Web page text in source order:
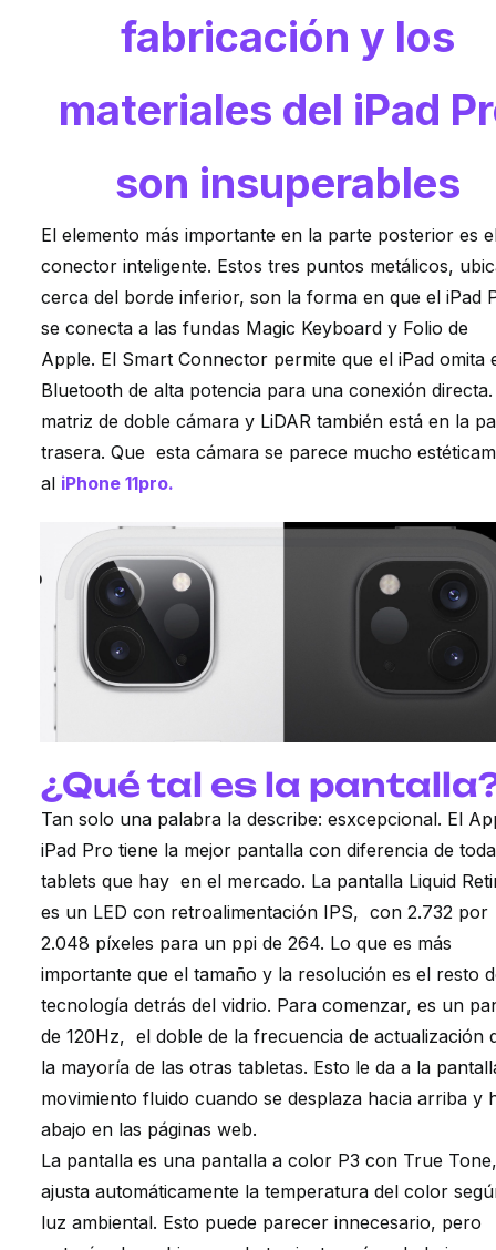
fabricación y los
materiales del iPad
son insuperables
El elemento más importante en la parte posterior es
conector inteligente. Estos tres puntos metálicos,
cerca del borde inferior, son la forma en que el iPad
se conecta a las fundas Magic Keyboard y Folio de
Apple. El Smart Connector permite que el iPad omita
Bluetooth de alta potencia para una conexión
matriz de doble cámara y LiDAR también está en la
trasera. Que esta cámara se parece mucho
al iPhone 11pro.
¿Qué tal es la
Tan solo una palabra la describe: esxcepcional. El
iPad Pro tiene la mejor pantalla con diferencia de
tablets que hay en el mercado. La pantalla Liquid
es un LED con retroalimentación IPS, con 2.732 por
2.048 píxeles para un ppi de 264. Lo que es más
importante que el tamaño y la resolución es el resto
tecnología detrás del vidrio. Para comenzar, es un
de 120Hz, el doble de la frecuencia de actualización
la mayoría de las otras tabletas. Esto le da a la
movimiento fluido cuando se desplaza hacia arriba y
abajo en las páginas web.
La pantalla es una pantalla a color P3 con True
ajusta automáticamente la temperatura del color
luz ambiental. Esto puede parecer innecesario, pero